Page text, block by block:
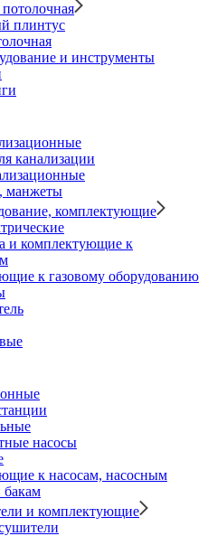
плинтус
и инструменты
канализации
манжеты
комплектующие
и комплектующие к
к газовому оборудованию
насосы
к насосам, насосным
бакам
и комплектующие